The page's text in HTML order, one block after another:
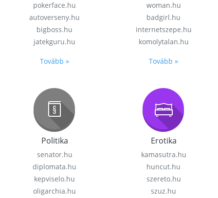
pokerface.hu
autoverseny.hu
bigboss.hu
jatekguru.hu
Tovább »
woman.hu
badgirl.hu
internetszepe.hu
komolytalan.hu
Tovább »
Politika
senator.hu
diplomata.hu
kepviselo.hu
oligarchia.hu
Erotika
kamasutra.hu
huncut.hu
szereto.hu
szuz.hu